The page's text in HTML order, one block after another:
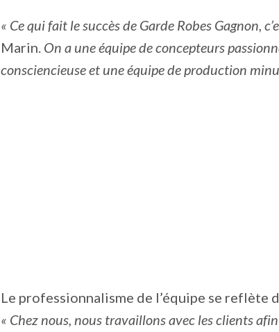
« Ce qui fait le succès de Garde Robes Gagnon,
Marin. On a une équipe de concepteurs
consciencieuse et une équipe de production
Le professionnalisme de l’équipe se reflète
« Chez nous, nous travaillons avec les clients